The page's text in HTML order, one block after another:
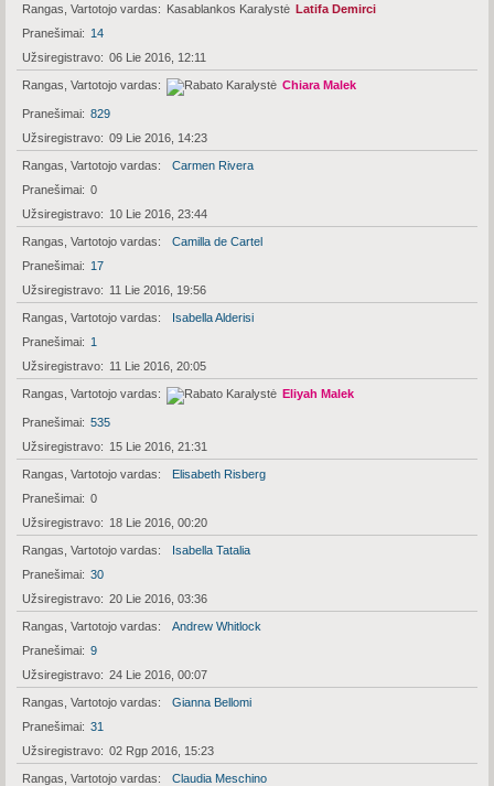
Rangas, Vartotojo vardas Kasablankos Karalystė Latifa Demirci
Pranešimai
14
Užsiregistravo
06 Lie 2016, 12:11
Rangas, Vartotojo vardas Chiara Malek
Pranešimai
829
Užsiregistravo
09 Lie 2016, 14:23
Rangas, Vartotojo vardas
Carmen Rivera
Pranešimai
0
Užsiregistravo
10 Lie 2016, 23:44
Rangas, Vartotojo vardas
Camilla de Cartel
Pranešimai
17
Užsiregistravo
11 Lie 2016, 19:56
Rangas, Vartotojo vardas
Isabella Alderisi
Pranešimai
1
Užsiregistravo
11 Lie 2016, 20:05
Rangas, Vartotojo vardas Eliyah Malek
Pranešimai
535
Užsiregistravo
15 Lie 2016, 21:31
Rangas, Vartotojo vardas
Elisabeth Risberg
Pranešimai
0
Užsiregistravo
18 Lie 2016, 00:20
Rangas, Vartotojo vardas
Isabella Tatalia
Pranešimai
30
Užsiregistravo
20 Lie 2016, 03:36
Rangas, Vartotojo vardas
Andrew Whitlock
Pranešimai
9
Užsiregistravo
24 Lie 2016, 00:07
Rangas, Vartotojo vardas
Gianna Bellomi
Pranešimai
31
Užsiregistravo
02 Rgp 2016, 15:23
Rangas, Vartotojo vardas
Claudia Meschino